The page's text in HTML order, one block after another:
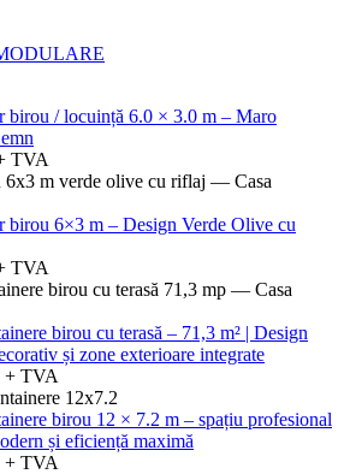
birou / locuință 6.0 × 3.0 m – Maro
TVA
birou 6×3 m – Design Verde Olive cu
TVA
birou cu terasă – 71,3 m² | Design
și zone exterioare integrate
+ TVA
birou 12 × 7.2 m – spațiu profesional
și eficiență maximă
+ TVA